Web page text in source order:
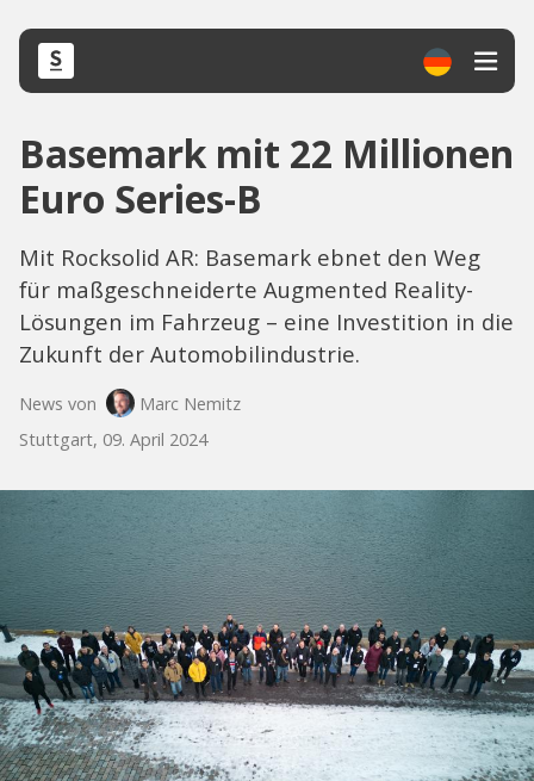
Basemark mit 22 Millionen
Euro Series-B
Mit Rocksolid AR: Basemark ebnet den Weg
für maßgeschneiderte Augmented Reality-
Lösungen im Fahrzeug – eine Investition in die
Zukunft der Automobilindustrie.
News von
Marc Nemitz
Stuttgart, 09. April 2024